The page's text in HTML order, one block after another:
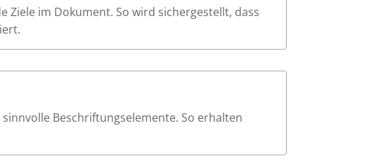
Ziele im Dokument. So wird sichergestellt, dass
Beschriftungselemente. So erhalten